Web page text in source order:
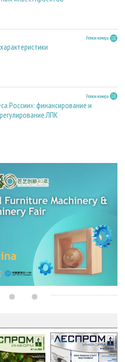
Регион номера
Регион номера
России»: финансирование и
ЛПК